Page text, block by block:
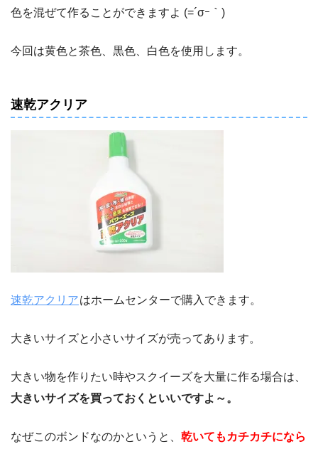
色を混ぜて作ることができますよ (=´σｰ｀)
今回は黄色と茶色、黒色、白色を使用します。
速乾アクリア
速乾アクリアはホームセンターで購入できます。
大きいサイズと小さいサイズが売ってあります。
大きい物を作りたい時やスクイーズを大量に作る場合は、
大きいサイズを買っておくといいですよ～。
なぜこのボンドなのかというと、 乾いてもカチカチになら